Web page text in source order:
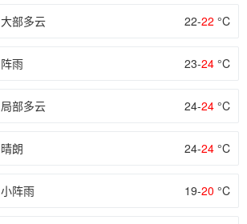
大部多云 22-22 °C
阵雨 23-24 °C
局部多云 24-24 °C
晴朗 24-24 °C
小阵雨 19-20 °C